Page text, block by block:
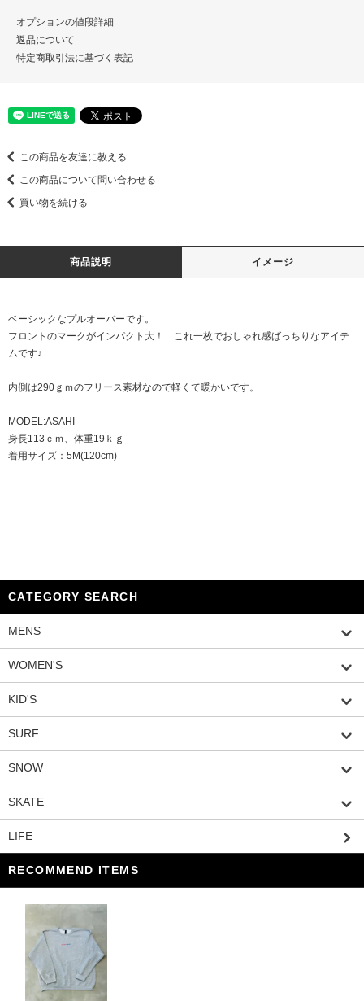
オプションの値段詳細
返品について
特定商取引法に基づく表記
この商品を友達に教える
この商品について問い合わせる
買い物を続ける
商品説明 イメージ
ベーシックなプルオーバーです。
フロントのマークがインパクト大！ これ一枚でおしゃれ感ばっちりなアイテ
ムです♪
内側は290ｇｍのフリース素材なので軽くて暖かいです。
MODEL:ASAHI
身長113ｃｍ、体重19ｋｇ
着用サイズ：5M(120cm)
CATEGORY SEARCH
MENS
WOMEN'S
KID'S
SURF
SNOW
SKATE
LIFE
RECOMMEND ITEMS